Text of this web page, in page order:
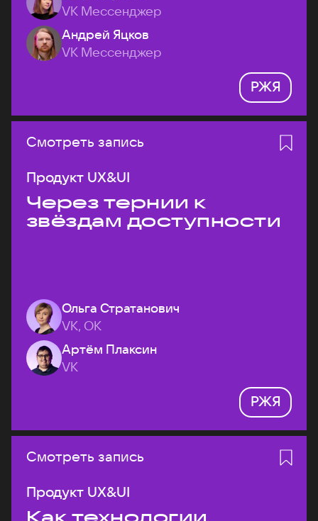
VK Мессенджер
Андрей Яцков
VK Мессенджер
РЖЯ
Смотреть запись
Продукт UX&UI
Через тернии к
звёздам доступности
Ольга Стратанович
VK, ОК
Артём Плаксин
VK
РЖЯ
Смотреть запись
Продукт UX&UI
Как технологии